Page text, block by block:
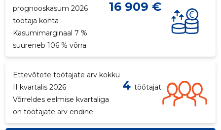
prognooskasum 2026
töötaja kohta
16 909 €
Kasumimarginaal 7 %
suureneb 106 % võrra
Ettevõtete töötajate arv kokku
II kvartalis 2026
4 töötajat
Võrreldes eelmise kvartaliga
on töötajate arv endine